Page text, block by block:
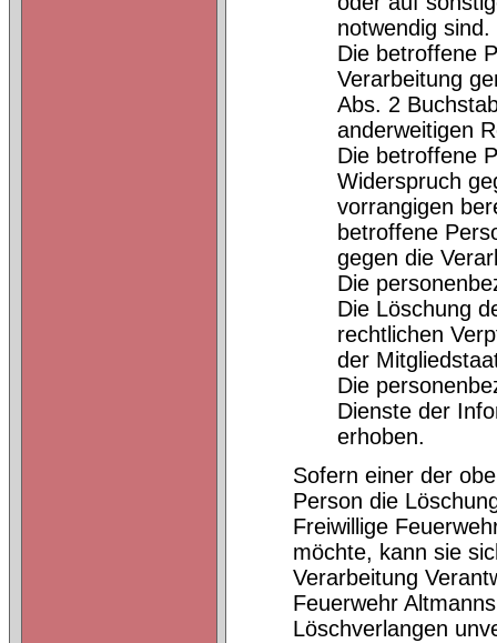
notwendig sind.
Die betroffene
Verarbeitung
Abs. 2
anderweitigen
Die betroffene
Widerspruch
vorrangigen
betroffene
gegen die
Die
Die Löschung
rechtlichen
der
Die
Dienste der
erhoben.
Sofern einer der
Person die
Freiwillige
möchte, kann sie
Verarbeitung
Feuerwehr
Löschverlangen